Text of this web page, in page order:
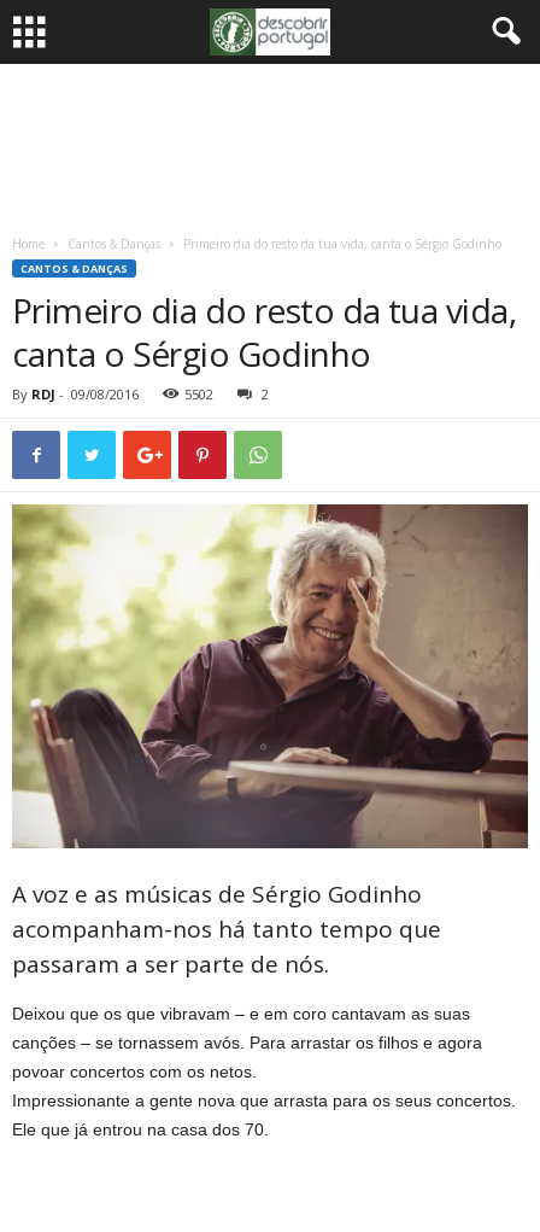
Home Cantos & Danças Primeiro dia do resto da tua vida, canta o Sérgio Godinho
CANTOS & DANÇAS
Primeiro dia do resto da tua vida,
canta o Sérgio Godinho
By RDJ - 09/08/2016 5502 2
A voz e as músicas de Sérgio Godinho
acompanham-nos há tanto tempo que
passaram a ser parte de nós.
Deixou que os que vibravam – e em coro cantavam as suas
canções – se tornassem avós. Para arrastar os filhos e agora
povoar concertos com os netos.
Impressionante a gente nova que arrasta para os seus concertos.
Ele que já entrou na casa dos 70.